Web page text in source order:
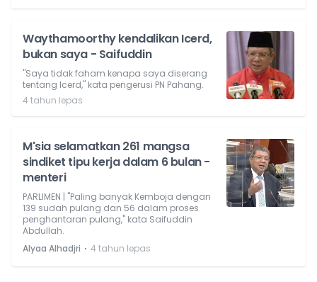
Waythamoorthy kendalikan Icerd,
bukan saya - Saifuddin
"Saya tidak faham kenapa saya diserang
tentang Icerd," kata pengerusi PN Pahang.
4 tahun lepas
M'sia selamatkan 261 mangsa
sindiket tipu kerja dalam 6 bulan -
menteri
PARLIMEN | "Paling banyak Kemboja dengan
139 sudah pulang dan 56 dalam proses
penghantaran pulang," kata Saifuddin
Abdullah.
Alyaa Alhadjri ⋅ 4 tahun lepas